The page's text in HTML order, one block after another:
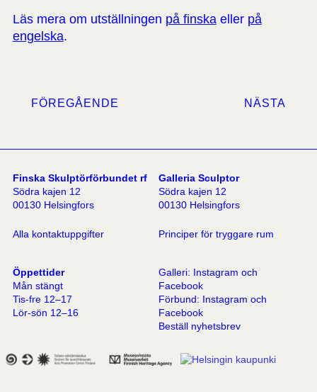
Läs mera om utställningen på finskaeller på
engelska.
FÖREGÅENDE NÄSTA
Finska Skulptörförbundet rf
Södra kajen 12
00130 Helsingfors
Alla kontaktuppgifter
Galleria Sculptor
Södra kajen 12
00130 Helsingfors
Principer för tryggare rum
Öppettider
Mån stängt
Tis-fre 12–17
Lör-sön 12–16
Galleri: Instagram och
Facebook
Förbund: Instagram och
Facebook
Beställ nyhetsbrev